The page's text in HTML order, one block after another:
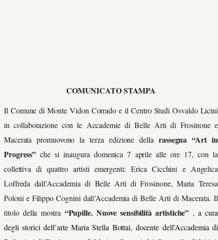
COMUNICATO STAMPA
Il Comune di Monte Vidon Corrado e il Centro Studi Osvaldo Licini
in collaborazione con le Accademie di Belle Arti di Frosinone e
Macerata promuovono la terza edizione dellarassegna “Art in
Progress” che si inaugura domenica 7 aprile alle ore 17, con la
collettiva di quattro artisti emergenti: Erica Cicchini e Angelica
Loffreda dall’Accademia di Belle Arti di Frosinone, Maria Teresa
Poloni e Filippo Cognini dall’Accademia di Belle Arti di Macerata. Il
titolo della mostra “Pupille. Nuove sensibilità artistiche” ,a cura
degli storici dell’arte Maria Stella Bottai, docente dell’Accademia di